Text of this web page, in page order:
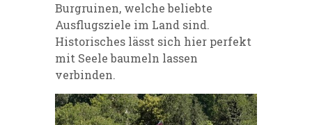
Burgruinen, welche beliebte
Ausflugsziele im Land sind.
Historisches lässt sich hier perfekt
mit Seele baumeln lassen
verbinden.